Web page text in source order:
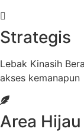
Strategis
Lebak Kinasih
akses kemanapun
Area Hijau